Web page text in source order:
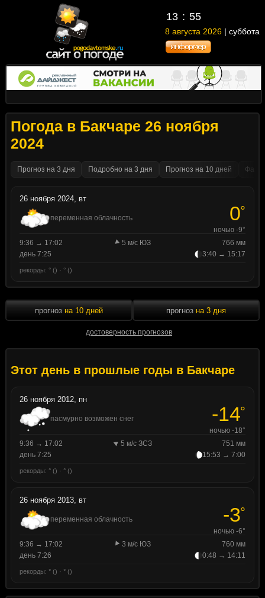
13 55
8 августа 2026 | суббота
Погода в Бакчаре 26 ноября
2024
Прогноз на 3 дня Подробно на 3 дня Прогноз на 10 дней
26 ноября 2024, вт
переменная облачность 0°
ночью -9°
9:36 → 17:02
5 м/с ЮЗ
766 мм
день 7:25
3:40 → 15:17
рекорды: ° () · ° ()
прогноз на 10 дней
достоверность прогнозов
прогноз на 3 дня
Этот день в прошлые годы в Бакчаре
26 ноября 2012, пн
пасмурно возможен снег -14°
ночью -18°
9:36 → 17:02
5 м/с ЗСЗ
751 мм
день 7:25
15:53 → 7:00
рекорды: ° () · ° ()
26 ноября 2013, вт
переменная облачность -3°
ночью -6°
9:36 → 17:02
3 м/с ЮЗ
760 мм
день 7:26
0:48 → 14:11
рекорды: ° () · ° ()